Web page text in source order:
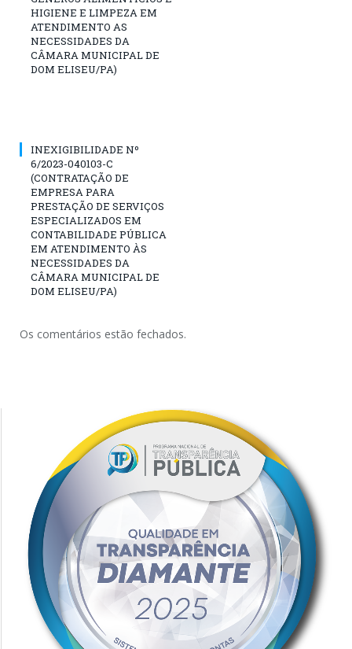
HIGIENE E LIMPEZA EM
ATENDIMENTO AS
NECESSIDADES DA
CÂMARA MUNICIPAL DE
DOM ELISEU/PA)
INEXIGIBILIDADE Nº
6/2023-040103-C
(CONTRATAÇÃO DE
EMPRESA PARA
PRESTAÇÃO DE SERVIÇOS
ESPECIALIZADOS EM
CONTABILIDADE PÚBLICA
EM ATENDIMENTO ÀS
NECESSIDADES DA
CÂMARA MUNICIPAL DE
DOM ELISEU/PA)
Os comentários estão fechados.